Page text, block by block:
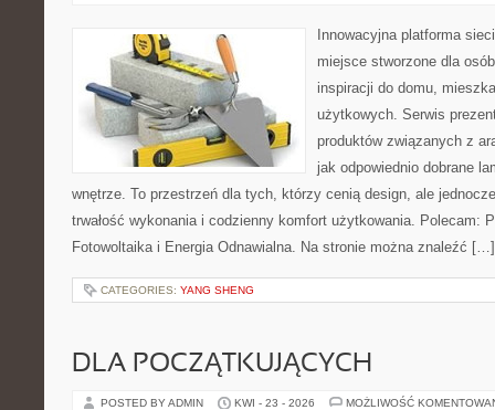
Innowacyjna platforma
miejsce stworzone dla
inspiracji do domu,
użytkowych. Serwis
produktów związanych z
jak odpowiednio dobrane
wnętrze. To przestrzeń dla tych, którzy cenią design, ale
trwałość wykonania i codzienny komfort użytkowania. Polecam:
Fotowoltaika i Energia Odnawialna. Na stronie można znaleźć […]
CATEGORIES: YANG SHENG
DLA POCZĄTKUJĄCYCH
POSTED BY ADMIN KWI - 23 - 2026 MOŻLIWOŚĆ